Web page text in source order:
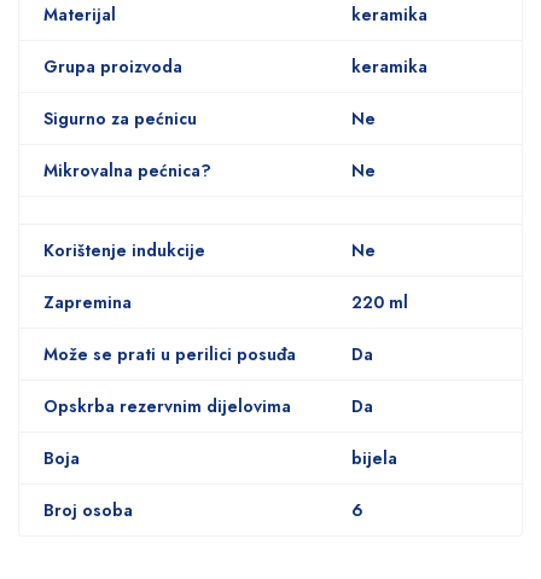
Materijal keramika
Grupa proizvoda keramika
Sigurno za pećnicu Ne
Mikrovalna pećnica? Ne
Korištenje indukcije Ne
Zapremina 220 ml
Može se prati u perilici posuđa Da
Opskrba rezervnim dijelovima Da
Boja bijela
Broj osoba 6